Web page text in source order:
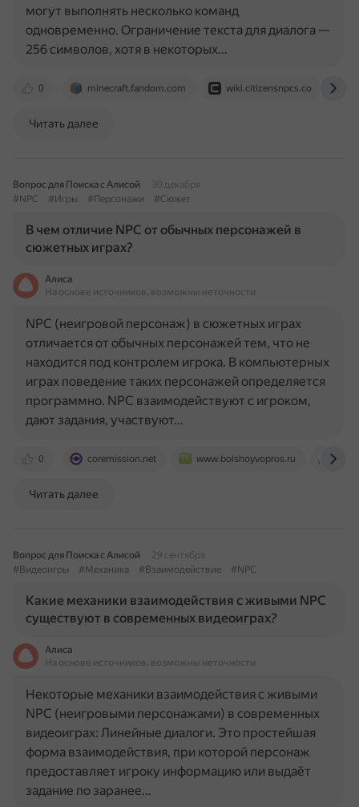
0 minecraft.fandom.com wiki.citizensnpcs.co
могут выполнять несколько команд
одновременно. Ограничение текста для диалога —
256 символов, хотя в некоторых…
Читать далее
Вопрос для Поиска с Алисой
30 декабря
#NPC
#Игры #Персонажи #Сюжет
В чем отличие NPC от обычных персонажей в
сюжетных играх?
Алиса
На основе источников, возможны неточности
0 coremission.net www.bolshoyvopros.ru
NPC (неигровой персонаж) в сюжетных играх
отличается от обычных персонажей тем, что не
находится под контролем игрока. В компьютерных
играх поведение таких персонажей определяется
программно. NPC взаимодействуют с игроком,
дают задания, участвуют…
Читать далее
Вопрос для Поиска с Алисой
29 сентября
#Видеоигры
#Механика #Взаимодействие #NPC
Какие механики взаимодействия с живыми NPC
существуют в современных видеоиграх?
Алиса
На основе источников, возможны неточности
Некоторые механики взаимодействия с живыми
NPC (неигровыми персонажами) в современных
видеоиграх: Линейные диалоги. Это простейшая
форма взаимодействия, при которой персонаж
предоставляет игроку информацию или выдаёт
задание по заранее…